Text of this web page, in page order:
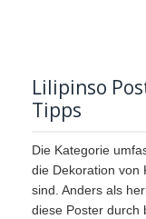
Lilipinso
Tipps
Die Kategorie
die Dekoration von
sind. Anders als
diese Poster durch